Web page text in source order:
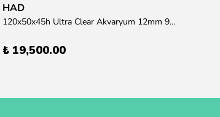
HAD
120x50x45h Ultra Clear Akvaryum 12mm 90 derece Birleşim (Otobüs Kargosu İle Gönderim Sağlanmaktadır)
₺ 19,500.00